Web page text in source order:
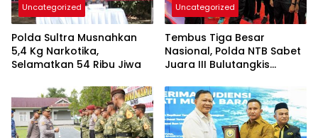
Uncategorized
Polda Sultra Musnahkan
5,4 Kg Narkotika,
Selamatkan 54 Ribu Jiwa
Uncategorized
Tembus Tiga Besar
Nasional, Polda NTB Sabet
Juara III Bulutangkis